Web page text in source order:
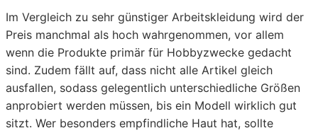
Im Vergleich zu sehr günstiger Arbeitskleidung wird der
Preis manchmal als hoch wahrgenommen, vor allem
wenn die Produkte primär für Hobbyzwecke gedacht
sind. Zudem fällt auf, dass nicht alle Artikel gleich
ausfallen, sodass gelegentlich unterschiedliche Größen
anprobiert werden müssen, bis ein Modell wirklich gut
sitzt. Wer besonders empfindliche Haut hat, sollte